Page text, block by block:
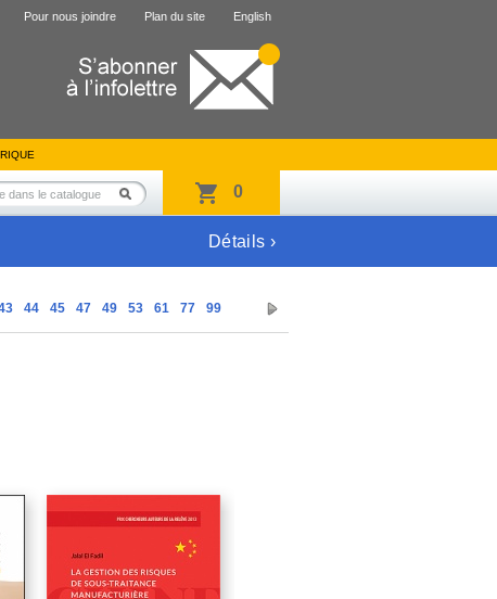
Pour nous joindre Plan du site English
0
Détails ›
44 45 47 49 53 61 77 99